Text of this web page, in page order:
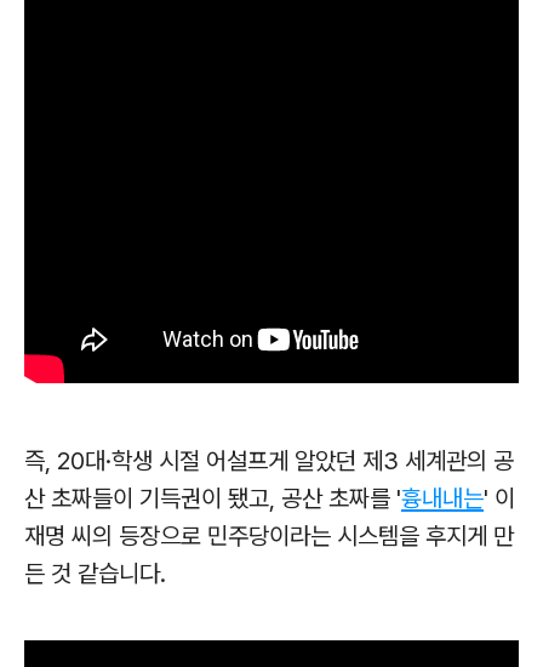
즉, 20대·학생 시절 어설프게 알았던 제3 세계관의 공
산 초짜들이 기득권이 됐고, 공산 초짜를 '흉내내는' 이
재명 씨의 등장으로 민주당이라는 시스템을 후지게 만
든 것 같습니다.